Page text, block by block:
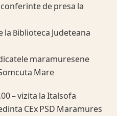
conferinte de presa la
la Biblioteca Judeteana
maramuresene
Mare
– vizita la Italsofa
CEx PSD Maramures